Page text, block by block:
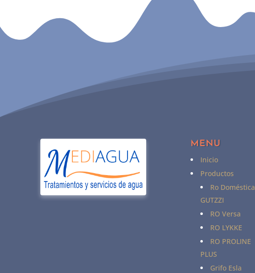
MENU
Inicio
Productos
Ro Doméstica
GUTZZI
RO Versa
RO LYKKE
RO PROLINE
PLUS
Grifo Esla